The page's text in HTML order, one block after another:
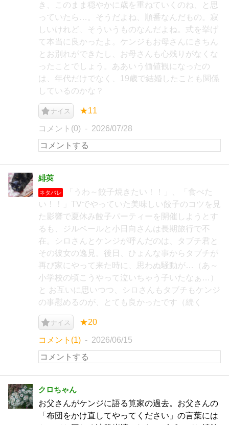
き、このまま穏やかに歳を重ねていくのね、と思
っていたら…。そうだよね、順番なんだもの。寂
しいけれど、そういうものなんだよね。式を挙げ
て本当に良かったよ。ケンジもお母さんにきちん
とお別れができたし、お母さんも心残りがなくな
ったことでしょう。ああいう価値観になったの
は、年代だけでなく、19歳で結婚したことも関係
しているのかな？
ナイス ★11
コメント(0) 2026/07/28
緋莢
ネタバレ
「うわ～餃子焼きたい！！」、「食べた
い！！」TVでやっていた美味しい餃子のコツを見
た影響で夏休み餃子パーティーを開催しようとす
るも、ジルベールと小日向さんは長期旅行で不
在。シロさんとケンジが呼んだのは、タブチ君と
その彼女の逸見。後日、ひょんな事からタブチが
再び家にやって来た時に、思わぬ騒動が…（あ～
小学校の頃こうやって泣いちゃう子いたなぁ…）
と お互いに思いつつ、シロさんもタブチもケンジ
の事慰めるのが、とても良かったです（続く
ナイス ★20
コメント(1) 2026/06/15
クロちゃん
お父さんがケンジに語る筧家の過去。お父さんの
「布団をかけ直してやってください」の言葉には